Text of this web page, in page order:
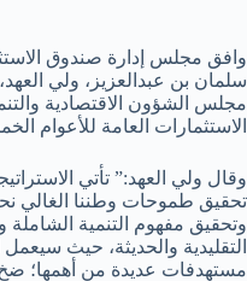
وافق مجلس إدارة صندوق
سلمان بن عبدالعزيز، ولي
مجلس الشؤون الاقتصادية
الاستثمارات العامة للأعوام
وقال ولي العهد:” تأتي
تحقيق طموحات وطننا الغالي
وتحقيق مفهوم التنمية
التقليدية والحديثة، حيث